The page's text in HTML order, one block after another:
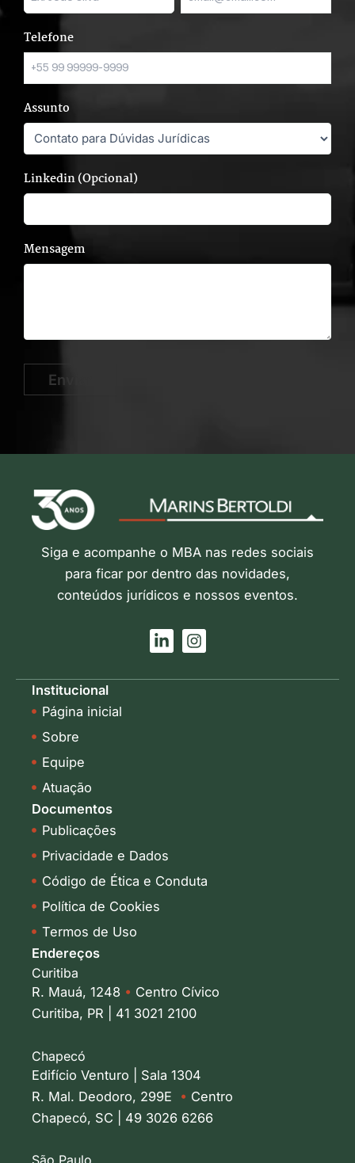
Telefone
Assunto
Linkedin (Opcional)
Mensagem
Enviar
Siga e acompanhe o MBA nas redes sociais
para ficar por dentro das novidades,
conteúdos jurídicos e nossos eventos.
L
i
k
I
n
t
Institucional
Página inicial
Sobre
Equipe
Atuação
Documentos
Publicações
Privacidade e Dados
Código de Ética e Conduta
Política de Cookies
Termos de Uso
Endereços
Curitiba
R. Mauá, 1248 • Centro Cívico
Curitiba, PR | 41 3021 2100
Chapecó
Edifício Venturo | Sala 1304
R. Mal. Deodoro, 299E • Centro
Chapecó, SC | 49 3026 6266